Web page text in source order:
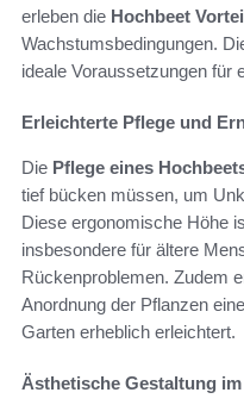
erleben die Hochbeet
Wachstumsbedingungen.
ideale Voraussetzungen für
Erleichterte Pflege und
Die Pflege eines
tief bücken müssen, um
Diese ergonomische Höhe
insbesondere für ältere
Rückenproblemen. Zudem
Anordnung der Pflanzen eine
Garten erheblich erleichtert.
Ästhetische Gestaltung